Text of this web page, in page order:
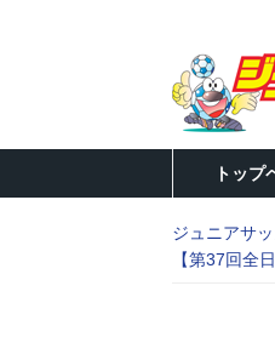
トップ
ジュニアサ
【第37回全